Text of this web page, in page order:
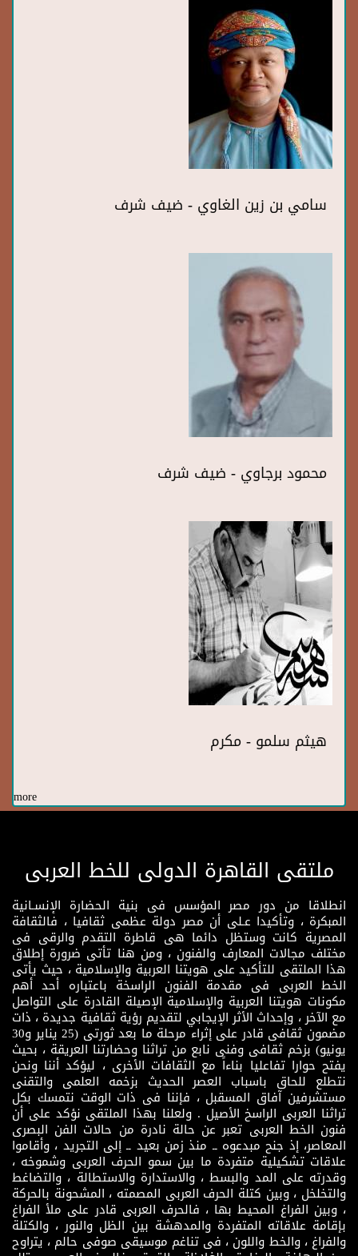
سامي بن زين الغاوي - ضيف شرف
محمود برجاوي - ضيف شرف
هيثم سلمو - مكرم
more
ملتقى القاهرة الدولى للخط العربى
انطلاقا من دور مصر المؤسس فى بنية الحضارة الإنسـانية
المبكرة ، وتأكيدا عـلى أن مصر دولة عظمى ثقافيا ، فالثقافة
المصرية كانت وستظل دائما هى قاطرة التقدم والرقى فى
مختلف مجالات المعارف والفنون ، ومن هنا تأتى ضرورة إطلاق
هذا الملتقى للتأكيد على هويتنا العربية والإسلامية ، حيث يأتى
الخط العربى فى مقدمة الفنون الراسخة باعتباره أحد أهم
مكونات هويتنا العربية والإسلامية الإصيلة القادرة على التواصل
مع الآخر ، وإحداث الأثر الإيجابي لتقديم رؤية ثقافية جديدة ، ذات
مضمون ثقافى قادر على إثراء مرحلة ما بعد ثورتى (25 يناير و30
يونيو) بزخم ثقافى وفنى نابع من تراثنا وحضارتنا العريقة ، بحيث
يفتح حوارا تفاعليا بناءاً مع الثقافات الأخرى ، ليؤكد أننا ونحن
نتطلع للحاق باسباب العصر الحديث بزخمه العلمى والتقنى
مستشرفين آفاق المسقبل ، فإننا فى ذات الوقت نتمسك بكل
تراثنا العربى الراسخ الأصيل . ولعلنا بهذا الملتقى نؤكد على أن
فنون الخط العربى تعبر عن حالة نادرة من حالات الفن البصرى
المعاصر، إذ جنح مبدعوه ــ منذ زمن بعيد ــ إلى التجريد ، وأقاموا
علاقات تشكيلية متفردة ما بين سمو الحرف العربى وشموخه ،
وقدرته على المد والبسط ، والاستدارة والاستطالة ، والتضاغط
والتخلخل ، وبين كتلة الحرف العربى المصمته ، المشحونة بالحركة
، وبين الفراغ المحيط بها ، فالحرف العربى قادر على ملأ الفراغ
بإقامة علاقاته المتفردة والمدهشة بين الظل والنور ، والكتلة
والفراغ ، والخط واللون ، فى تناغم موسيقى صوفى حالم ، يتراوح